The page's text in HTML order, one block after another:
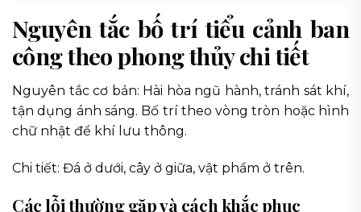
Nguyên tắc bố trí tiểu cảnh ban
công theo phong thủy chi tiết
Nguyên tắc cơ bản: Hài hòa ngũ hành, tránh sát khí,
tận dụng ánh sáng. Bố trí theo vòng tròn hoặc hình
chữ nhật để khí lưu thông.
Chi tiết: Đá ở dưới, cây ở giữa, vật phẩm ở trên.
Các lỗi thường gặp và cách khắc phục